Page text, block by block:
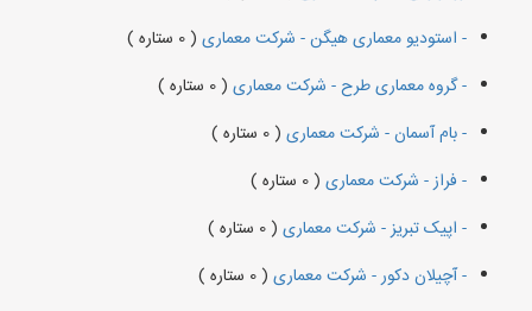
- استودیو معماری هیگن - شرکت معماری ( 0 ستاره )
- گروه معماری طرح - شرکت معماری ( 0 ستاره )
- بام آسمان - شرکت معماری ( 0 ستاره )
- فراز - شرکت معماری ( 0 ستاره )
- اپیک تبریز - شرکت معماری ( 0 ستاره )
- آچیلان دکور - شرکت معماری ( 0 ستاره )